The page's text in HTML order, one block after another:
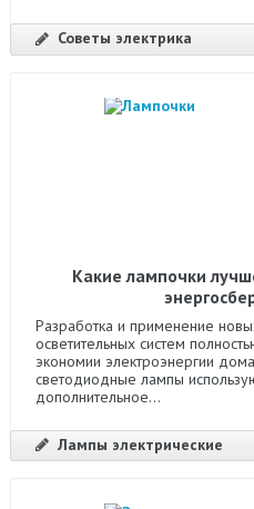
Советы электрика
Какие лампочки
Разработка и применение
осветительных систем
экономии электроэнергии
светодиодные лампы
дополнительное...
Лампы электрические